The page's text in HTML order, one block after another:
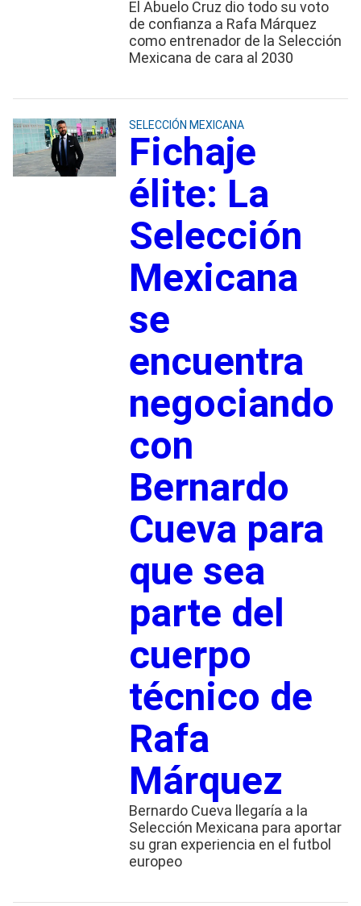
El Abuelo Cruz dio todo su voto
de confianza a Rafa Márquez
como entrenador de la Selección
Mexicana de cara al 2030
SELECCIÓN MEXICANA
Fichaje
élite: La
Selección
Mexicana
se
encuentra
negociando
con
Bernardo
Cueva para
que sea
parte del
cuerpo
técnico de
Rafa
Márquez
Bernardo Cueva llegaría a la
Selección Mexicana para aportar
su gran experiencia en el futbol
europeo